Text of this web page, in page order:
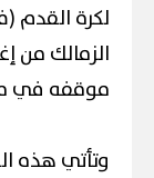
لكرة القدم
الزمالك من
موقفه في
وتأتي هذه